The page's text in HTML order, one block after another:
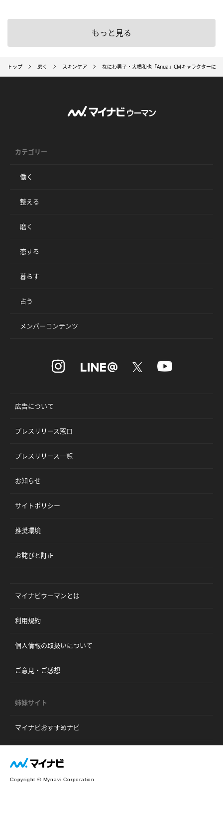
もっと見る
トップ 磨く スキンケア なにわ男子・大橋和也「Anua」CMキャラクターに
カテゴリー
働く
整える
磨く
恋する
暮らす
占う
メンバーコンテンツ
広告について
プレスリリース窓口
プレスリリース一覧
お知らせ
サイトポリシー
推奨環境
お詫びと訂正
マイナビウーマンとは
利用規約
個人情報の取扱いについて
ご意見・ご感想
姉妹サイト
マイナビおすすめナビ
Copyright © Mynavi Corporation